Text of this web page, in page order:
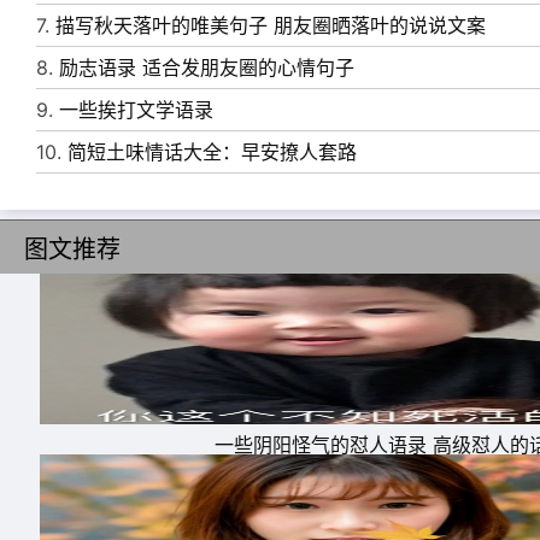
7. 描写秋天落叶的唯美句子 朋友圈晒落叶的说说文案
8. 励志语录 适合发朋友圈的心情句子
9. 一些挨打文学语录
10. 简短土味情话大全：早安撩人套路
图文推荐
一些阴阳怪气的怼人语录 高级怼人的